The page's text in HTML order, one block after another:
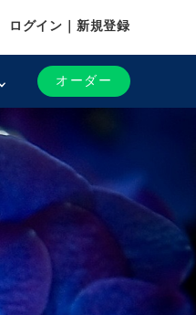
ログイン｜新規登録
オーダー